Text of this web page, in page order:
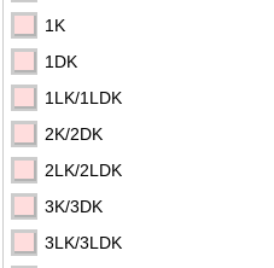
1K
1DK
1LK/1LDK
2K/2DK
2LK/2LDK
3K/3DK
3LK/3LDK